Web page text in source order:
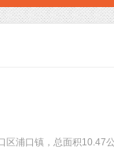
区浦口镇，总面积10.47